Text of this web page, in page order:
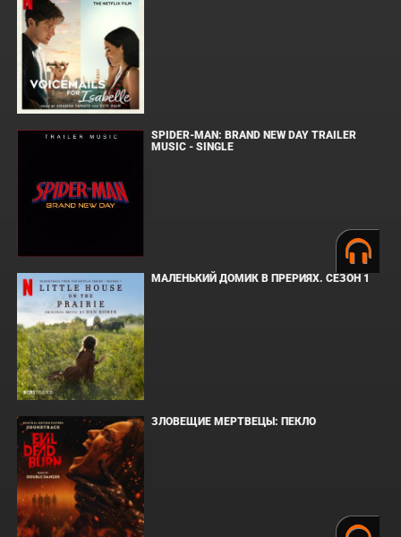
SPIDER-MAN: BRAND NEW DAY TRAILER
MUSIC - SINGLE
МАЛЕНЬКИЙ ДОМИК В ПРЕРИЯХ. СЕЗОН 1
ЗЛОВЕЩИЕ МЕРТВЕЦЫ: ПЕКЛО